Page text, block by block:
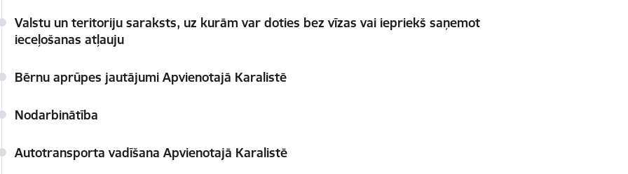
Valstu un teritoriju saraksts, uz kurām var doties bez vīzas vai iepriekš saņemot
ieceļošanas atļauju
Bērnu aprūpes jautājumi Apvienotajā Karalistē
Nodarbinātība
Autotransporta vadīšana Apvienotajā Karalistē